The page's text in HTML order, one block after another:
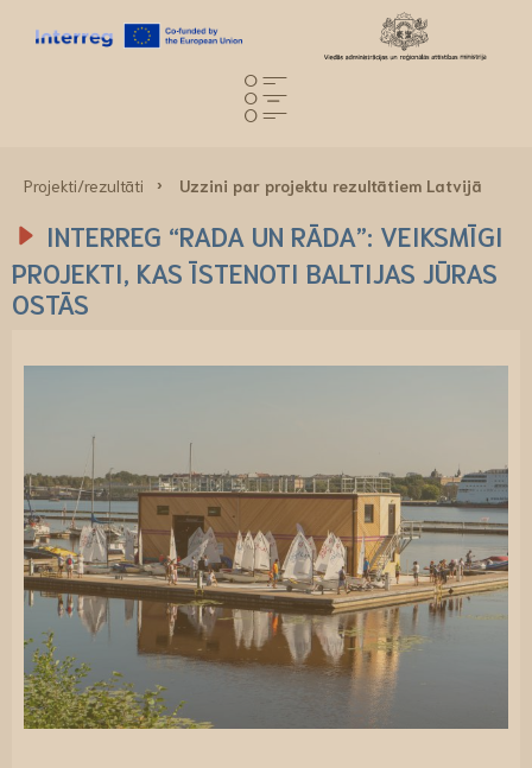
Projekti/rezultāti Uzzini par projektu rezultātiem Latvijā
INTERREG “RADA UN RĀDA”: VEIKSMĪGI
PROJEKTI, KAS ĪSTENOTI BALTIJAS JŪRAS
OSTĀS